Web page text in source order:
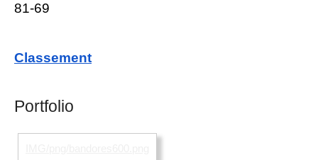
81-69
Classement
Portfolio